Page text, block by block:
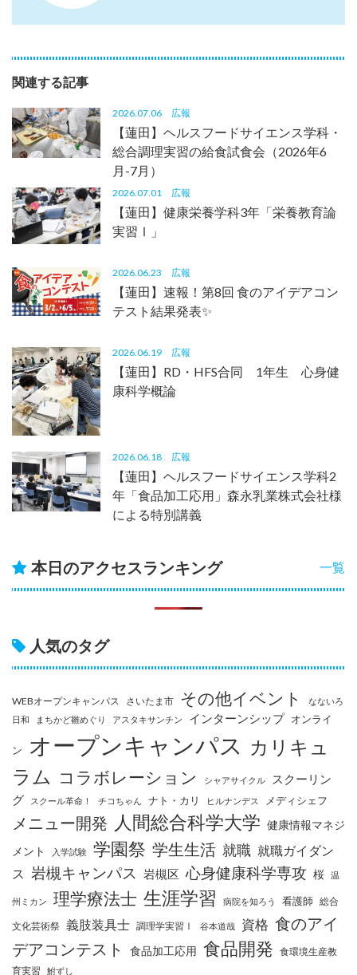
関連する記事
2026.07.06 広報
【蓮田】ヘルスフードサイエンス学科・
総合調理実習の給食試食会（2026年6
月-7月）
2026.07.01 広報
【蓮田】健康栄養学科3年「栄養教育論
実習Ⅰ」
2026.06.23 広報
【蓮田】速報！第8回 食のアイデアコン
テスト結果発表✨
2026.06.19 広報
【蓮田】RD・HFS合同 1年生 心身健
康科学概論
2026.06.18 広報
【蓮田】ヘルスフードサイエンス学科2
年「食品加工応用」森永乳業株式会社様
による特別講義
一覧
本日のアクセスランキング
人気のタグ
WEBオープンキャンパス さいたま市 その他イベント
なないろ
日和
まちかど雛めぐり アスタキサンチン インターンシップ オンライ
ン オープンキャンパス カリキュ
ラム コラボレーション シャアサイクル
スクーリン
グ
スクール革命！ チコちゃん ナト・カリ ヒルナンデス メディシェフ
メニュー開発 人間総合科学大学 健康情報マネジ
メント
入学試験 学園祭 学生生活 就職 就職ガイダン
ス 岩槻キャンパス 岩槻区 心身健康科学専攻 桜 温
州ミカン 理学療法士 生涯学習 病院を知ろう 看護師 総合
文化芸術祭 義肢装具士 調理学実習Ⅰ 谷本道哉 資格 食のアイ
デアコンテスト
食品加工応用 食品開発 食環境生産教
育実習
鮒ずし